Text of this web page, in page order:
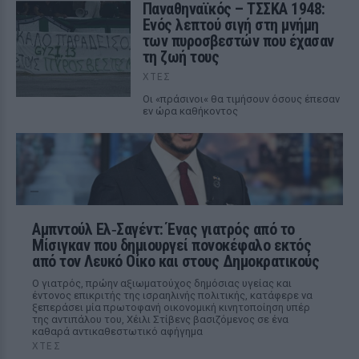
Παναθηναϊκός – ΤΣΣΚΑ 1948:
Ενός λεπτού σιγή στη μνήμη
των πυροσβεστών που έχασαν
τη ζωή τους
ΧΤΕΣ
Οι «πράσινοι« θα τιμήσουν όσους έπεσαν
εν ώρα καθήκοντος
Αμπντούλ Ελ‑Σαγέντ: Ένας γιατρός από το
Μίσιγκαν που δημιουργεί πονοκέφαλο εκτός
από τον Λευκό Οίκο και στους Δημοκρατικούς
Ο γιατρός, πρώην αξιωματούχος δημόσιας υγείας και
έντονος επικριτής της ισραηλινής πολιτικής, κατάφερε να
ξεπεράσει μία πρωτοφανή οικονομική κινητοποίηση υπέρ
της αντιπάλου του, Χέιλι Στίβενς βασιζόμενος σε ένα
καθαρά αντικαθεστωτικό αφήγημα
ΧΤΕΣ